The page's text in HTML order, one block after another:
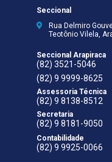
Seccional
Rua Delmiro
Teotônio Vilela,
Seccional Arapiraca
(82) 3521-5046
(82) 9 9999-8625
Assessoria Técnica
(82) 9 8138-8512
Secretaria
(82) 9 8181-9050
Contabilidade
(82) 9 9925-0066